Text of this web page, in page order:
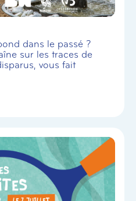
dans le passé ?
sur les traces de
vous fait